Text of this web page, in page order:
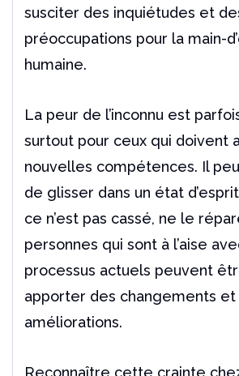
susciter des inquiétudes et
préoccupations pour la main-
humaine.
La peur de l’inconnu est
surtout pour ceux qui doivent
nouvelles compétences. Il
de glisser dans un état
ce n’est pas cassé, ne le
personnes qui sont à l’aise
processus actuels peuvent
apporter des changements et
améliorations.
Reconnaître cette crainte